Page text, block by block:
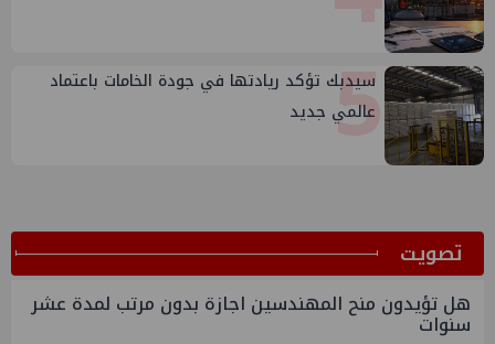
5
سيدبك تؤكد ريادتها في جودة الخامات باعتماد
عالمي جديد
ﺗﺼﻮﻳﺖ
هل تؤيدون منح المهندسين اجازة بدون مرتب لمدة عشر
سنوات